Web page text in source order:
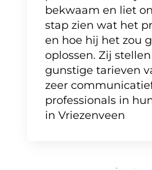
bekwaam en liet
stap zien wat het
en hoe hij het zou
oplossen. Zij
gunstige tarieven
zeer
professionals in
in Vriezenveen